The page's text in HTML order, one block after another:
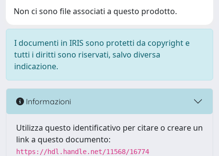
Non ci sono file associati a questo prodotto.
I documenti in IRIS sono protetti da copyright e
tutti i diritti sono riservati, salvo diversa
indicazione.
Informazioni
Utilizza questo identificativo per citare o creare un
link a questo documento:
https://hdl.handle.net/11568/16774